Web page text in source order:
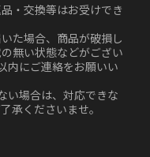
・交換等はお受けでき
た場合、商品が破損し
無い状態などがござい
内にご連絡をお願いい
い場合は、対応できな
承くださいませ。